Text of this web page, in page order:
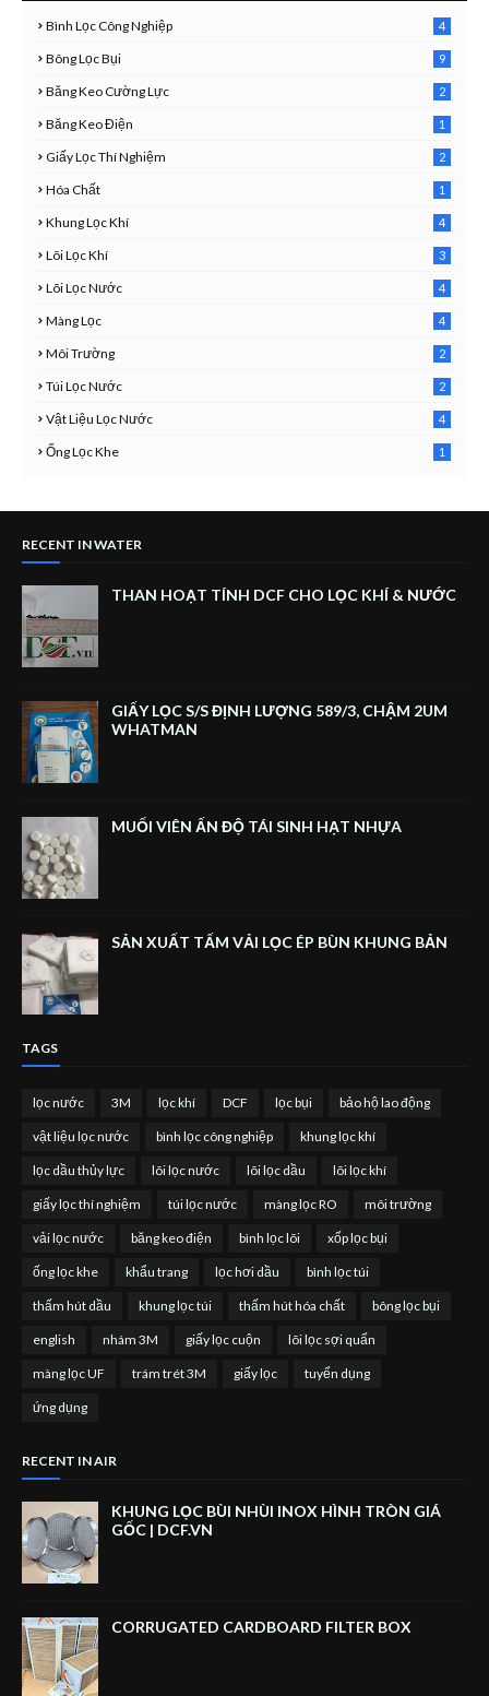
Bình Lọc Công Nghiệp
4
Bông Lọc Bụi 9
Băng Keo Cường Lực
2
Băng Keo Điện
1
Giấy Lọc Thí Nghiệm
2
Hóa Chất
1
Khung Lọc Khí
4
Lõi Lọc Khí
3
Lõi Lọc Nước
4
Màng Lọc
4
Môi Trường
2
Túi Lọc Nước
2
Vật Liệu Lọc Nước
4
Ống Lọc Khe
1
RECENT IN WATER
THAN HOẠT TÍNH DCF CHO LỌC KHÍ & NƯỚC
GIẤY LỌC S/S ĐỊNH LƯỢNG 589/3, CHẬM 2UM
WHATMAN
MUỐI VIÊN ẤN ĐỘ TÁI SINH HẠT NHỰA
SẢN XUẤT TẤM VẢI LỌC ÉP BÙN KHUNG BẢN
TAGS
lọc nước 3M lọc khí DCF lọc bụi bảo hộ lao động
vật liệu lọc nước bình lọc công nghiệp khung lọc khí
lọc dầu thủy lực lõi lọc nước lõi lọc dầu lõi lọc khí
giấy lọc thí nghiệm túi lọc nước màng lọc RO môi trường
vải lọc nước băng keo điện bình lọc lõi xốp lọc bụi
ống lọc khe khẩu trang lọc hơi dầu bình lọc túi
thấm hút dầu khung lọc túi thấm hút hóa chất bông lọc bụi
english nhám 3M giấy lọc cuộn lõi lọc sợi quấn
màng lọc UF trám trét 3M giấy lọc tuyển dụng
ứng dụng
RECENT IN AIR
KHUNG LỌC BÙI NHÙI INOX HÌNH TRÒN GIÁ
GỐC | DCF.VN
CORRUGATED CARDBOARD FILTER BOX